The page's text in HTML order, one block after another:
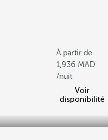
À partir de
1,936
/nuit
Voir
disponibilité